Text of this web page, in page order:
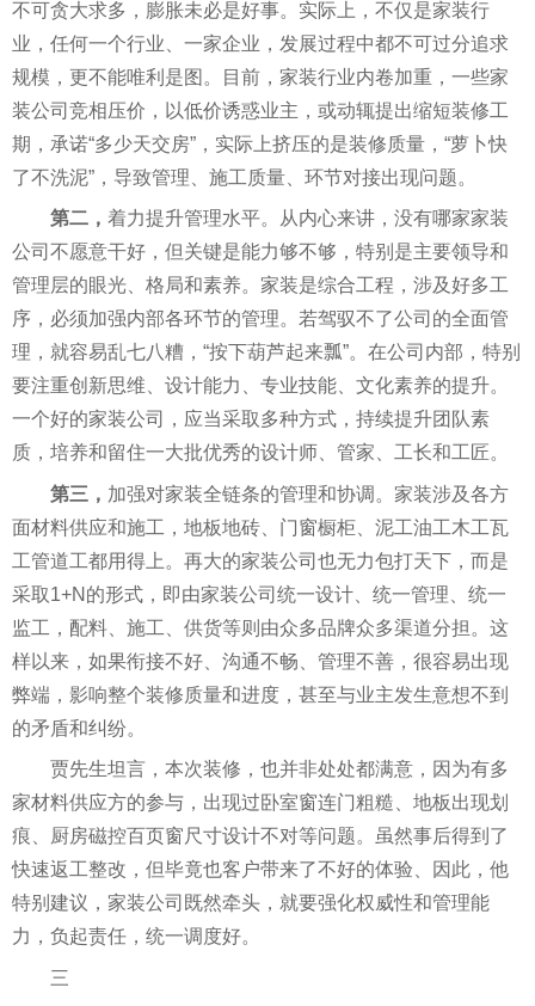
不可贪大求多，膨胀未必是好事。实际上，不仅是家装行
业，任何一个行业、一家企业，发展过程中都不可过分追求
规模，更不能唯利是图。目前，家装行业内卷加重，一些家
装公司竞相压价，以低价诱惑业主，或动辄提出缩短装修工
期，承诺“多少天交房”，实际上挤压的是装修质量，“萝卜快
了不洗泥”，导致管理、施工质量、环节对接出现问题。
第二 ， 着力提升管理水平。从内心来讲，没有哪家家装
公司不愿意干好，但关键是能力够不够，特别是主要领导和
管理层的眼光、格局和素养。家装是综合工程，涉及好多工
序，必须加强内部各环节的管理。若驾驭不了公司的全面管
理，就容易乱七八糟，“按下葫芦起来瓢”。在公司内部，特别
要注重创新思维、设计能力、专业技能、文化素养的提升。
一个好的家装公司，应当采取多种方式，持续提升团队素
质，培养和留住一大批优秀的设计师、管家、工长和工匠。
第三 ， 加强对家装全链条的管理和协调。家装涉及各方
面材料供应和施工，地板地砖、门窗橱柜、泥工油工木工瓦
工管道工都用得上。再大的家装公司也无力包打天下，而是
采取1+N的形式，即由家装公司统一设计、统一管理、统一
监工，配料、施工、供货等则由众多品牌众多渠道分担。这
样以来，如果衔接不好、沟通不畅、管理不善，很容易出现
弊端，影响整个装修质量和进度，甚至与业主发生意想不到
的矛盾和纠纷。
贾先生坦言，本次装修，也并非处处都满意，因为有多
家材料供应方的参与，出现过卧室窗连门粗糙、地板出现划
痕、厨房磁控百页窗尺寸设计不对等问题。虽然事后得到了
快速返工整改，但毕竟也客户带来了不好的体验、因此，他
特别建议，家装公司既然牵头，就要强化权威性和管理能
力，负起责任，统一调度好。
三